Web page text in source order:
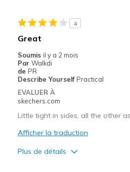
Wear Out Quickly
Les meilleures utilisations
Going Out
Sizing
Feels true to
View On Shoes
I'm Really Into
4
Great
Soumis il y a 2 mois
Par Walkdi
de PR
Describe Yourself Practical
EVALUER À
skechers.com
Little tight in sides, all the other
Afficher la traduction
Plus de détails